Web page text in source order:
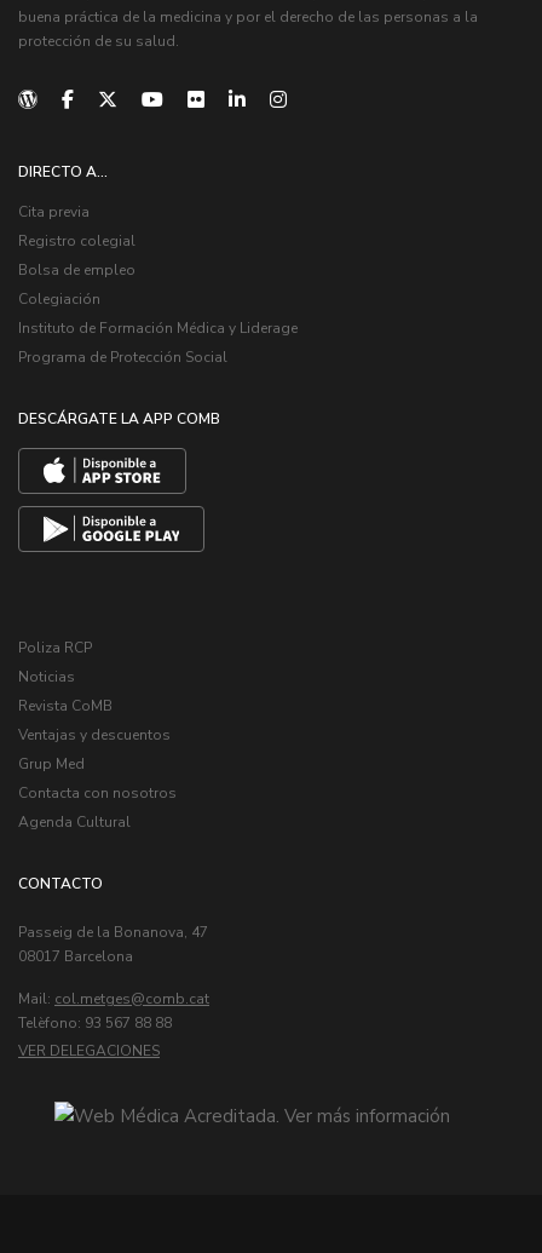
buena práctica de la medicina y por el derecho de las personas a la
protección de su salud.
DIRECTO A...
Cita previa
Registro colegial
Bolsa de empleo
Colegiación
Instituto de Formación Médica y Liderage
Programa de Protección Social
DESCÁRGATE LA APP COMB
Poliza RCP
Noticias
Revista CoMB
Ventajas y descuentos
Grup Med
Contacta con nosotros
Agenda Cultural
CONTACTO
Passeig de la Bonanova, 47
08017 Barcelona
Mail: col.metges
Telèfono: 93 567 88 88
VER DELEGACIONES